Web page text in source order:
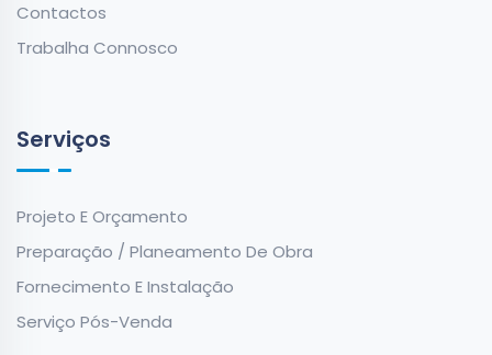
Contactos
Trabalha Connosco
Serviços
Projeto E Orçamento
Preparação / Planeamento De Obra
Fornecimento E Instalação
Serviço Pós-Venda